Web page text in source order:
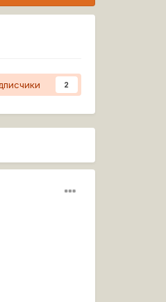
2